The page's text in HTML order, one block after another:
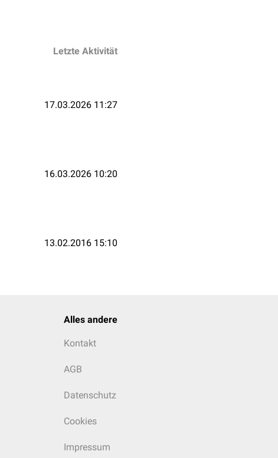
Letzte Aktivität
17.03.2026 11:27
16.03.2026 10:20
13.02.2016 15:10
Alles andere
Kontakt
AGB
Datenschutz
Cookies
Impressum